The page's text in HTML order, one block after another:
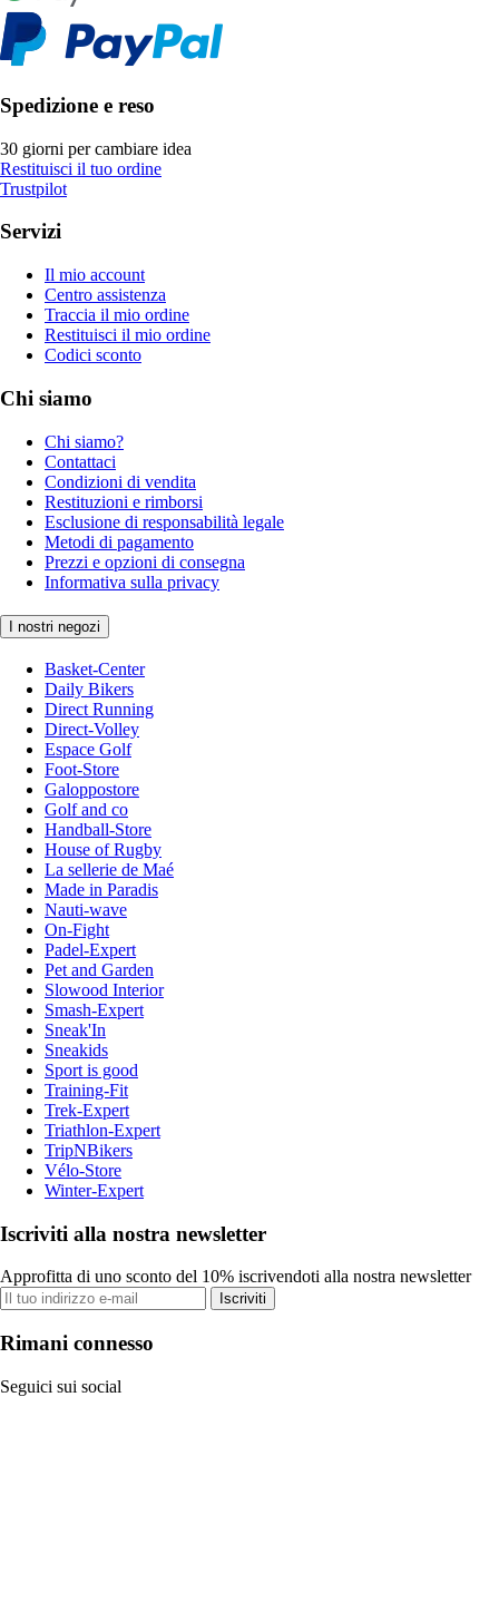
Spedizione e reso
30 giorni per cambiare idea
Restituisci il tuo ordine
Trustpilot
Servizi
Il mio account
Centro assistenza
Traccia il mio ordine
Restituisci il mio ordine
Codici sconto
Chi siamo
Chi siamo?
Contattaci
Condizioni di vendita
Restituzioni e rimborsi
Esclusione di responsabilità legale
Metodi di pagamento
Prezzi e opzioni di consegna
Informativa sulla privacy
I nostri negozi
Basket-Center
Daily Bikers
Direct Running
Direct-Volley
Espace Golf
Foot-Store
Galoppostore
Golf and co
Handball-Store
House of Rugby
La sellerie de Maé
Made in Paradis
Nauti-wave
On-Fight
Padel-Expert
Pet and Garden
Slowood Interior
Smash-Expert
Sneak'In
Sneakids
Sport is good
Training-Fit
Trek-Expert
Triathlon-Expert
TripNBikers
Vélo-Store
Winter-Expert
Iscriviti alla nostra newsletter
Approfitta di uno sconto del 10% iscrivendoti alla nostra newsletter
Iscriviti
Rimani connesso
Seguici sui social